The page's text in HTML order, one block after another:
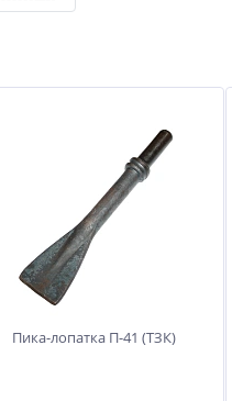
Пика-лопатка П-41 (ТЗК)